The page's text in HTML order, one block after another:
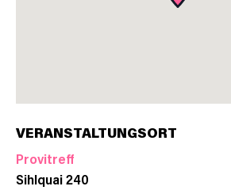
VERANSTALTUNGSORT
Provitreff
Sihlquai 240